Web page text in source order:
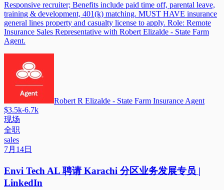
Responsive recruiter; Benefits include paid time off, parental leave,
training & development, 401(k) matching. MUST HAVE insurance
general lines property and casualty license to apply. Role: Remote
Insurance Sales Representative with Robert Elizalde - State Farm
Agent.
Robert R Elizalde - State Farm Insurance Agent
$3.5k-6.7k
现场
全职
sales
7月14日
Envi Tech AL 聘请 Karachi 分区业务发展专员 |
LinkedIn